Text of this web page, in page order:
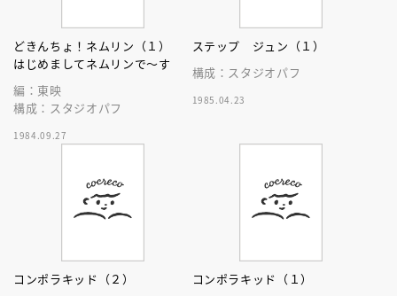
どきんちょ！ネムリン（１）
はじめましてネムリンで～す
編：東映
構成：スタジオパフ
1984.09.27
ステップ ジュン（１）
構成：スタジオパフ
1985.04.23
コンポラキッド（２）
コンポラキッド（１）